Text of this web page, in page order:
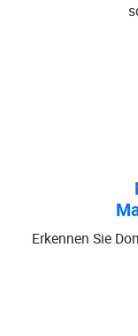
Erkennen Sie